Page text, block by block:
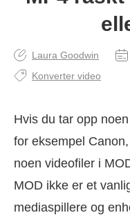
Laura Goodwin
Konverter video
Hvis du tar opp
for eksempel
noen videofiler i
MOD ikke er et
mediaspillere og